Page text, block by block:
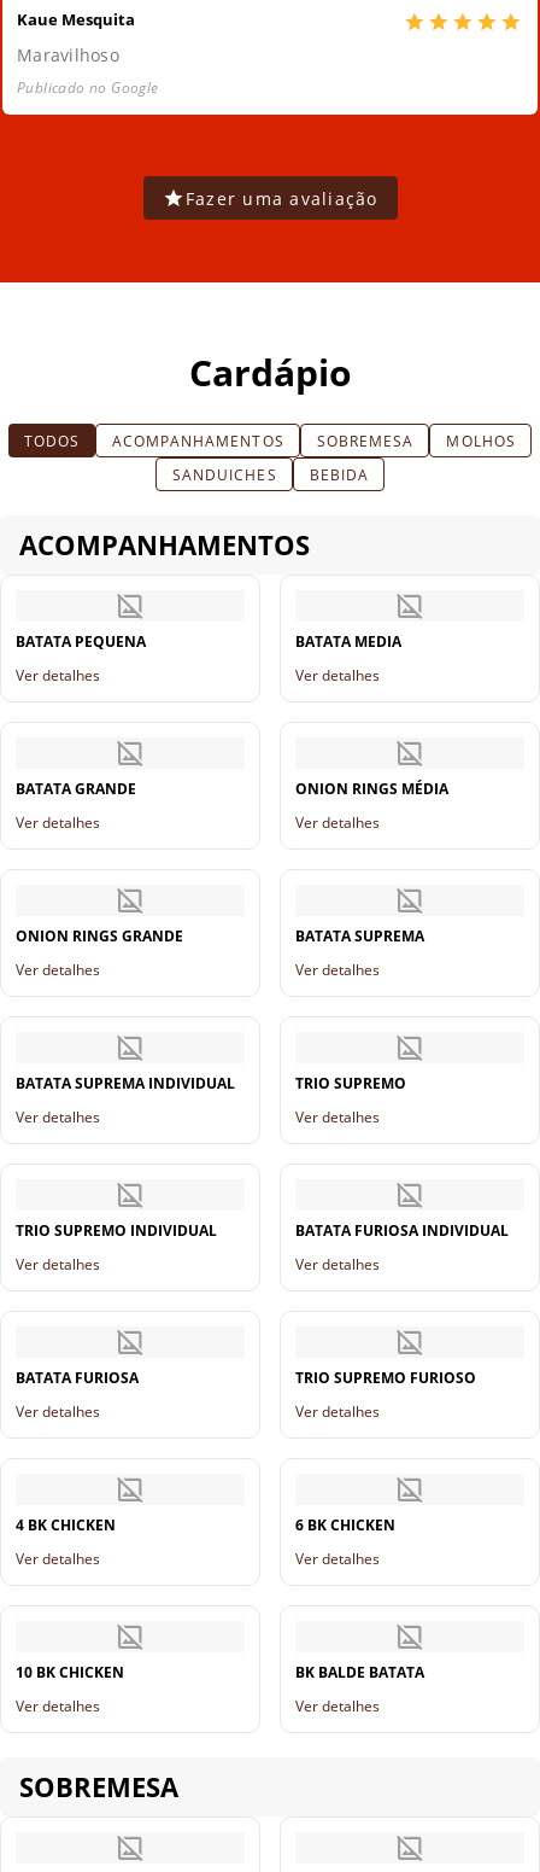
Kaue Mesquita
Maravilhoso
Publicado no Google
Fazer uma avaliação
Cardápio
TODOS ACOMPANHAMENTOS SOBREMESA
MOLHOS
SANDUICHES
BEBIDA
ACOMPANHAMENTOS
BATATA PEQUENA
Ver detalhes
BATATA MEDIA
Ver detalhes
BATATA GRANDE
Ver detalhes
ONION RINGS MÉDIA
Ver detalhes
ONION RINGS GRANDE
Ver detalhes
BATATA SUPREMA
Ver detalhes
BATATA SUPREMA INDIVIDUAL
Ver detalhes
TRIO SUPREMO
Ver detalhes
TRIO SUPREMO INDIVIDUAL
Ver detalhes
BATATA FURIOSA INDIVIDUAL
Ver detalhes
BATATA FURIOSA
Ver detalhes
TRIO SUPREMO FURIOSO
Ver detalhes
4 BK CHICKEN
Ver detalhes
6 BK CHICKEN
Ver detalhes
10 BK CHICKEN
Ver detalhes
BK BALDE BATATA
Ver detalhes
SOBREMESA